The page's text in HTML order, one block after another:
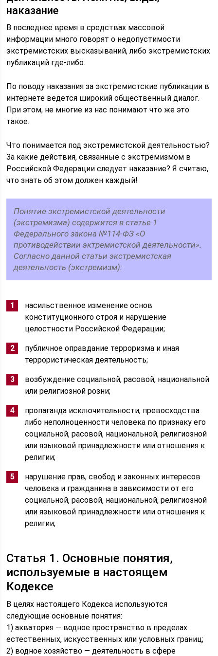
наказание
В последнее время в средствах массовой
информации много говорят о недопустимости
экстремистских высказываний, либо экстремистских
публикаций где-либо.
По поводу наказания за экстремистские публикации в
интернете ведется широкий общественный диалог.
При этом, не многие из нас понимают что же это
такое.
Что понимается под экстремистской деятельностью?
За какие действия, связанные с экстремизмом в
Российской Федерации следует наказание? Я считаю,
что знать об этом должен каждый!
Понятие экстремистской деятельности
(экстремизма) содержится в статье 1
Федерального закона №114-ФЗ «О
противодействии эктремистской деятельности».
Согласно данной статьи экстремистская
деятельность (экстремизм):
насильственное изменение основ
конституционного строя и нарушение
целостности Российской Федерации;
публичное оправдание терроризма и иная
террористическая деятельность;
возбуждение социальной, расовой, национальной
или религиозной розни;
пропаганда исключительности, превосходства
либо неполноценности человека по признаку его
социальной, расовой, национальной, религиозной
или языковой принадлежности или отношения к
религии;
нарушение прав, свобод и законных интересов
человека и гражданина в зависимости от его
социальной, расовой, национальной, религиозной
или языковой принадлежности или отношения к
религии;
Статья 1. Основные понятия,
используемые в настоящем
Кодексе
В целях настоящего Кодекса используются
следующие основные понятия:
1) акватория — водное пространство в пределах
естественных, искусственных или условных границ;
2) водное хозяйство — деятельность в сфере